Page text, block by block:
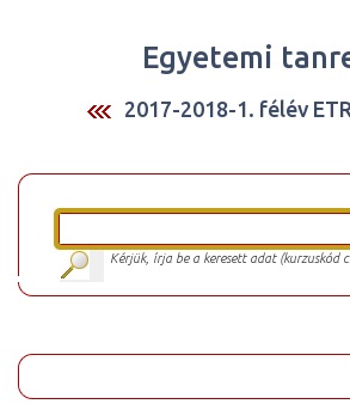
Egyetemi
2017-2018-1. félév
Kérjük, írja be a keresett adat (kurzuskód